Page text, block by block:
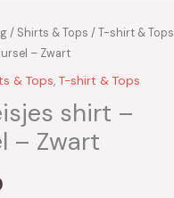
/ Shirts & Tops /T-shirt & Tops
– Zwart
& Tops, T-shirt & Tops
shirt –
– Zwart